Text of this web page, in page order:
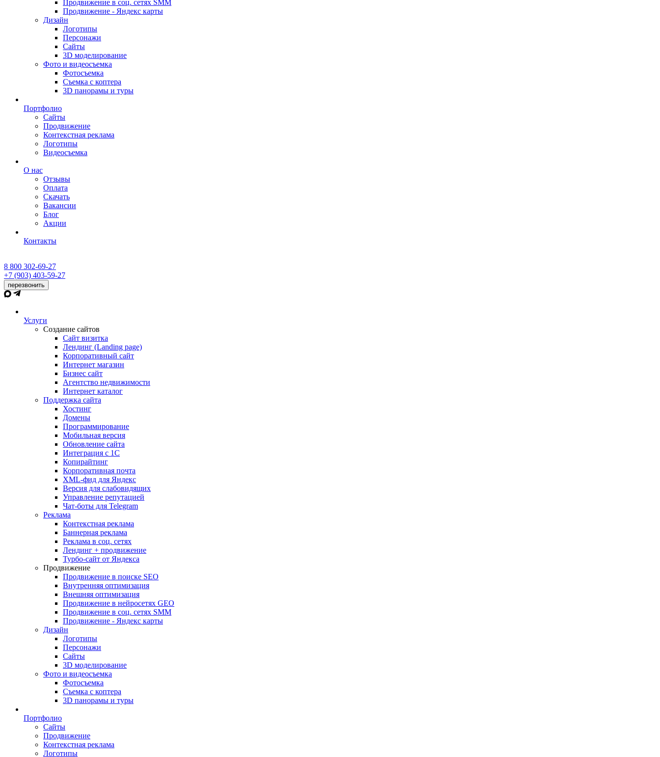
Продвижение в соц. сетях SMM
Продвижение - Яндекс карты
Дизайн
Логотипы
Персонажи
Сайты
3D моделирование
Фото и видеосъемка
Фотосъемка
Съемка с коптера
3D панорамы и туры
Портфолио
Сайты
Продвижение
Контекстная реклама
Логотипы
Видеосъемка
О нас
Отзывы
Оплата
Скачать
Вакансии
Блог
Акции
Контакты
8 800 302-69-27
+7 (903) 403-59-27
перезвонить
Услуги
Создание сайтов
Сайт визитка
Лендинг (Landing page)
Корпоративный сайт
Интернет магазин
Бизнес сайт
Агентство недвижимости
Интернет каталог
Поддержка сайта
Хостинг
Домены
Программирование
Мобильная версия
Обновление сайта
Интеграция с 1С
Копирайтинг
Корпоративная почта
XML-фид для Яндекс
Версия для слабовидящих
Управление репутацией
Чат-боты для Telegram
Реклама
Контекстная реклама
Баннерная реклама
Реклама в соц. сетях
Лендинг + продвижение
Турбо-сайт от Яндекса
Продвижение
Продвижение в поиске SEO
Внутренняя оптимизация
Внешняя оптимизация
Продвижение в нейросетях GEO
Продвижение в соц. сетях SMM
Продвижение - Яндекс карты
Дизайн
Логотипы
Персонажи
Сайты
3D моделирование
Фото и видеосъемка
Фотосъемка
Съемка с коптера
3D панорамы и туры
Портфолио
Сайты
Продвижение
Контекстная реклама
Логотипы